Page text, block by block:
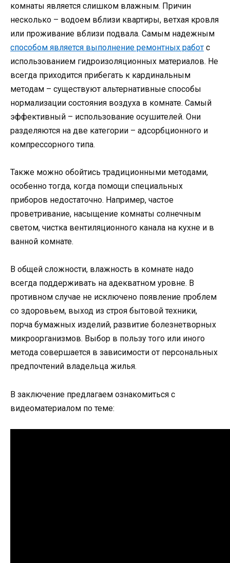
комнаты является слишком влажным. Причин
несколько – водоем вблизи квартиры, ветхая кровля
или проживание вблизи подвала. Самым надежным
способом является выполнение ремонтных работ с
использованием гидроизоляционных материалов. Не
всегда приходится прибегать к кардинальным
методам – существуют альтернативные способы
нормализации состояния воздуха в комнате. Самый
эффективный – использование осушителей. Они
разделяются на две категории – адсорбционного и
компрессорного типа.
Также можно обойтись традиционными методами,
особенно тогда, когда помощи специальных
приборов недостаточно. Например, частое
проветривание, насыщение комнаты солнечным
светом, чистка вентиляционного канала на кухне и в
ванной комнате.
В общей сложности, влажность в комнате надо
всегда поддерживать на адекватном уровне. В
противном случае не исключено появление проблем
со здоровьем, выход из строя бытовой техники,
порча бумажных изделий, развитие болезнетворных
микроорганизмов. Выбор в пользу того или иного
метода совершается в зависимости от персональных
предпочтений владельца жилья.
В заключение предлагаем ознакомиться с
видеоматериалом по теме: